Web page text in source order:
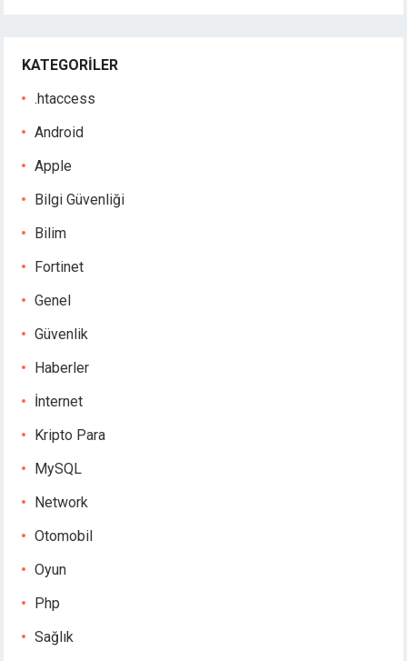
KATEGORILER
.htaccess
Android
Apple
Bilgi Güvenliği
Bilim
Fortinet
Genel
Güvenlik
Haberler
İnternet
Kripto Para
MySQL
Network
Otomobil
Oyun
Php
Sağlık